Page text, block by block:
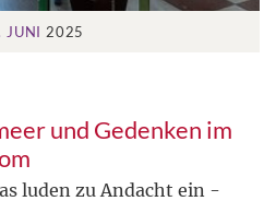
JUNI 2025
und Gedenken im
luden zu Andacht ein -